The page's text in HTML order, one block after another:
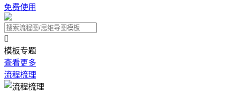
免费使用

模板专题
查看更多
流程梳理